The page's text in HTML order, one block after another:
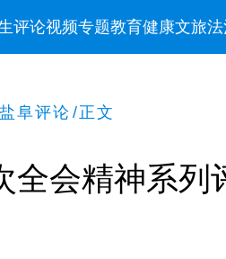
评论视频专题教育健康文旅
盐阜评论 /正文
全会精神系